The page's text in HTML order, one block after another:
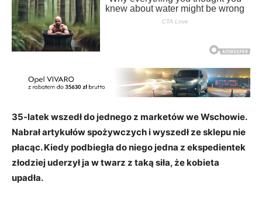
35-latek wszedł do jednego z marketów we Wschowie.
Nabrał artykułów spożywczych i wyszedł ze sklepu nie
płacąc. Kiedy podbiegła do niego jedna z ekspedientek
złodziej uderzył ja w twarz z taką siła, że kobieta
upadła.